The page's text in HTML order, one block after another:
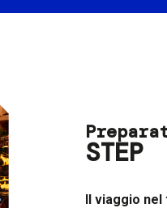
STEP
Il viaggio nel